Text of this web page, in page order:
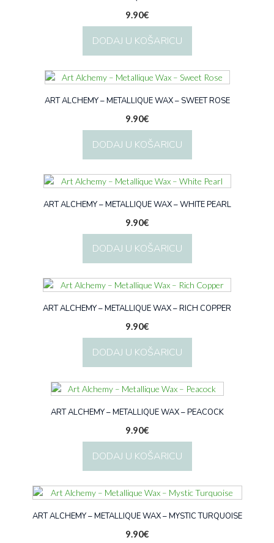
9.90€
DODAJ U KOŠARICU
ART ALCHEMY – METALLIQUE WAX – SWEET ROSE
9.90€
DODAJ U KOŠARICU
ART ALCHEMY – METALLIQUE WAX – WHITE PEARL
9.90€
DODAJ U KOŠARICU
ART ALCHEMY – METALLIQUE WAX – RICH COPPER
9.90€
DODAJ U KOŠARICU
ART ALCHEMY – METALLIQUE WAX – PEACOCK
9.90€
DODAJ U KOŠARICU
ART ALCHEMY – METALLIQUE WAX – MYSTIC TURQUOISE
9.90€